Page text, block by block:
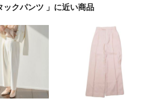
ックパンツ 」に近い商品